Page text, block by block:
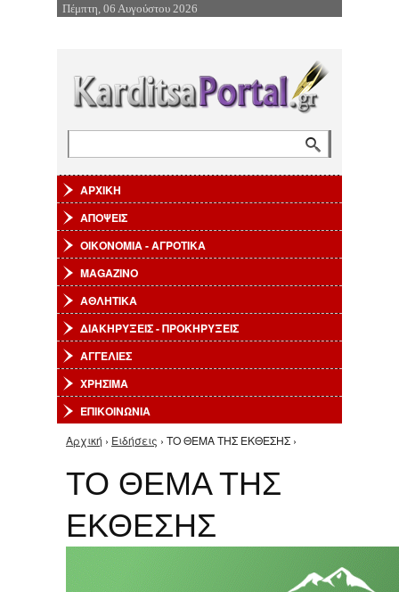
Επιστροφή στην Πλοήγηση
Πέμπτη, 06 Αυγούστου 2026
ΑΡΧΙΚΗ
ΑΠΟΨΕΙΣ
ΟΙΚΟΝΟΜΙΑ - ΑΓΡΟΤΙΚΑ
MAGAZINO
ΑΘΛΗΤΙΚΑ
ΔΙΑΚΗΡΥΞΕΙΣ - ΠΡΟΚΗΡΥΞΕΙΣ
ΑΓΓΕΛΙΕΣ
ΧΡΗΣΙΜΑ
ΕΠΙΚΟΙΝΩΝΙΑ
Είστε εδώ
Αρχική › Ειδήσεις › ΤΟ ΘΕΜΑ ΤΗΣ ΕΚΘΕΣΗΣ ›
ΤΟ ΘΕΜΑ ΤΗΣ
ΕΚΘΕΣΗΣ